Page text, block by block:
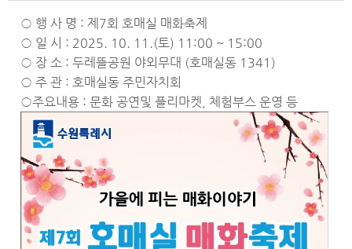
○ 행 사 명 : 제7회 호매실 매화축제
○ 일 시 : 2025. 10. 11.(토) 11:00 ~ 15:00
○ 장 소 : 두레뜰공원 야외무대 (호매실동 1341)
○ 주 관 : 호매실동 주민자치회
○주요내용 : 문화 공연및 플리마켓, 체험부스 운영 등